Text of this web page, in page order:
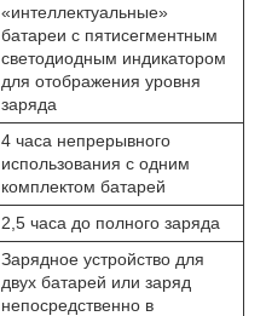
«интеллектуальные»
батареи с пятисегментным
светодиодным индикатором
для отображения уровня
заряда
4 часа непрерывного
использования с одним
комплектом батарей
2,5 часа до полного заряда
Зарядное устройство для
двух батарей или заряд
непосредственно в